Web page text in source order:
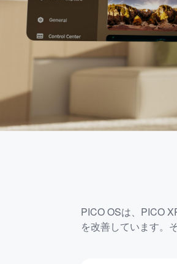
PICO OSは、PICO
を改善しています。